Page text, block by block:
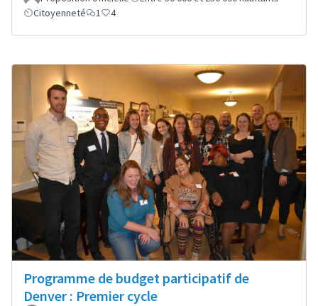
Citoyenneté
1 4
Programme de budget participatif de
Denver : Premier cycle